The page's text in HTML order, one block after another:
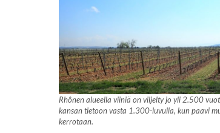
Rhônen alueella viiniä on viljelty jo yli 2.500
kansan tietoon vasta 1.300-luvulla, kun paavi
kerrotaan.